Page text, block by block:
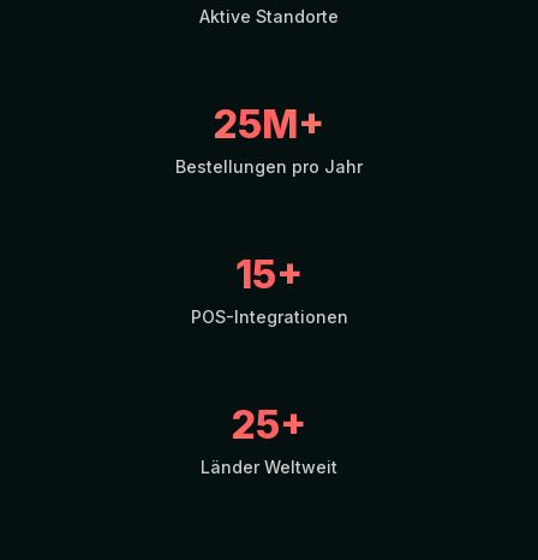
Aktive Standorte
25M+
Bestellungen pro Jahr
15+
POS-Integrationen
25+
Länder Weltweit